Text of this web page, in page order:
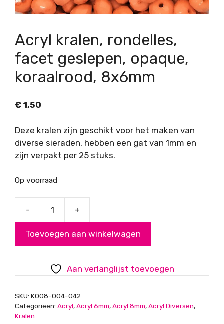
Acryl kralen, rondelles,
facet geslepen, opaque,
koraalrood, 8x6mm
€ 1,50
Deze kralen zijn geschikt voor het maken van
diverse sieraden, hebben een gat van 1mm en
zijn verpakt per 25 stuks.
Op voorraad
-
rondelles,
geslepen,
opaque,
8x6mm
+
Toevoegen aan winkelwagen
Aan verlanglijst toevoegen
SKU: K008-004-042
Categorieën: Acryl,Acryl 6mm,Acryl 8mm,Acryl Diversen,
Kralen